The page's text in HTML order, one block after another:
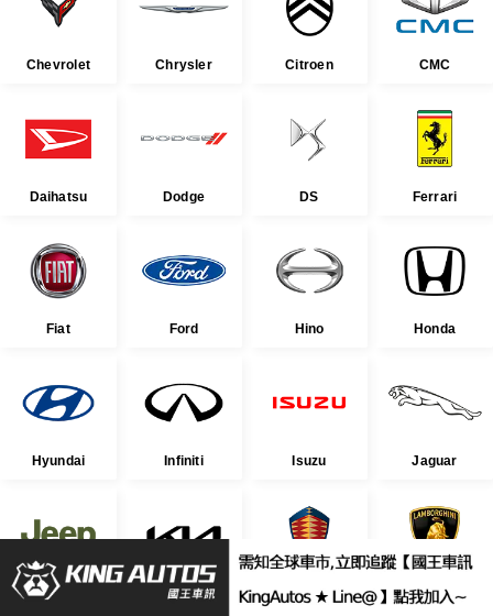
Chevrolet Chrysler Citroen CMC
Daihatsu Dodge DS Ferrari
Fiat Ford Hino Honda
Hyundai Infiniti Isuzu Jaguar
Jeep Kia Koenigsegg Lamborghini